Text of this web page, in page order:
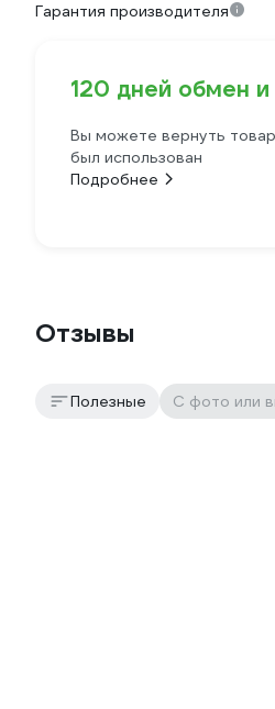
Гарантия производителя
120 дней обмен и
Вы можете вернуть
был использован
Подробнее
Отзывы
Полезные С фото или